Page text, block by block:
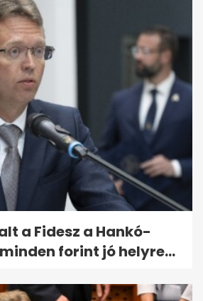
a Fidesz a Hankó-
forint jó helyre...